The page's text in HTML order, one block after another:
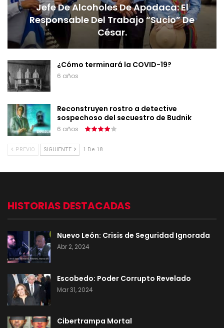
Jefe De Alcoholes De Apodaca: El
Responsable Del Trabajo “sucio” De
César.
¿Cómo terminará la COVID-19?
6 años
Reconstruyen rostro a detective
sospechoso del secuestro de Budnik
6 años
PREVIO SIGUIENTE 1 De 18
HISTORIAS DESTACADAS
Nuevo León: Crisis de Seguridad Ignorada
Abr 2, 2024
Escobedo: Poder Corrupto Revelado
Mar 31, 2024
Cibertrampa Mortal